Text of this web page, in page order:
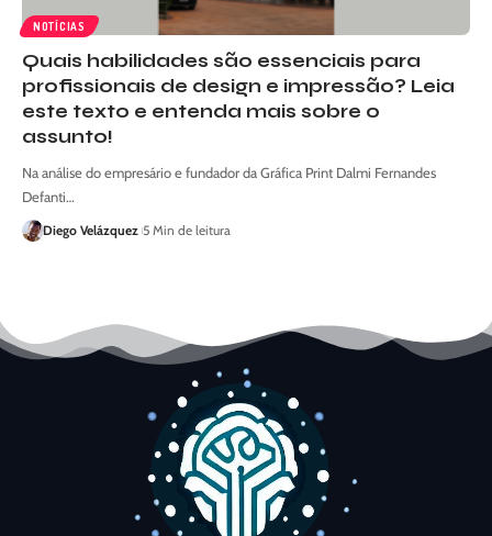
NOTÍCIAS
Quais habilidades são essenciais para
profissionais de design e impressão? Leia
este texto e entenda mais sobre o
assunto!
Na análise do empresário e fundador da Gráfica Print Dalmi Fernandes
Defanti…
Diego Velázquez 5 Min de leitura